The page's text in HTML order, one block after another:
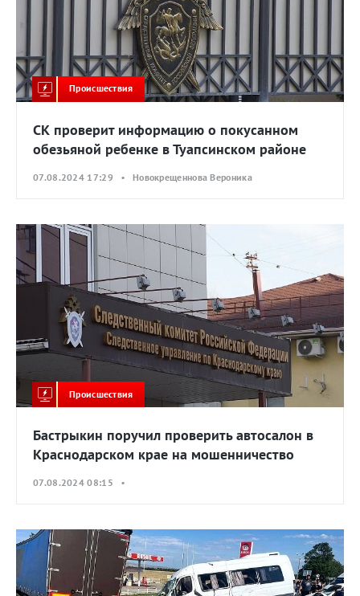
Происшествия
СК проверит информацию о покусанном
обезьяной ребенке в Туапсинском районе
07.08.2024 17:29 • Новокрещеннова Вероника
Происшествия
Бастрыкин поручил проверить автосалон в
Краснодарском крае на мошенничество
07.08.2024 08:15 •